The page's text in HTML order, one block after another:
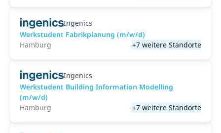
Ingenics
Werkstudent Fabrikplanung (m/w/d)
Hamburg
+7 weitere Standorte
Ingenics
Werkstudent Building Information Modelling
(m/w/d)
Hamburg
+7 weitere Standorte